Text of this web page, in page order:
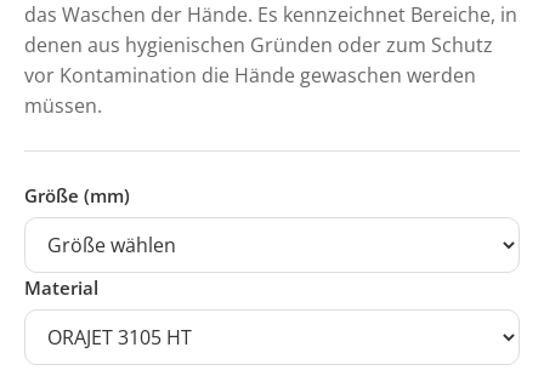
das Waschen der Hände. Es kennzeichnet Bereiche, in
denen aus hygienischen Gründen oder zum Schutz
vor Kontamination die Hände gewaschen werden
müssen.
Größe (mm)
Material